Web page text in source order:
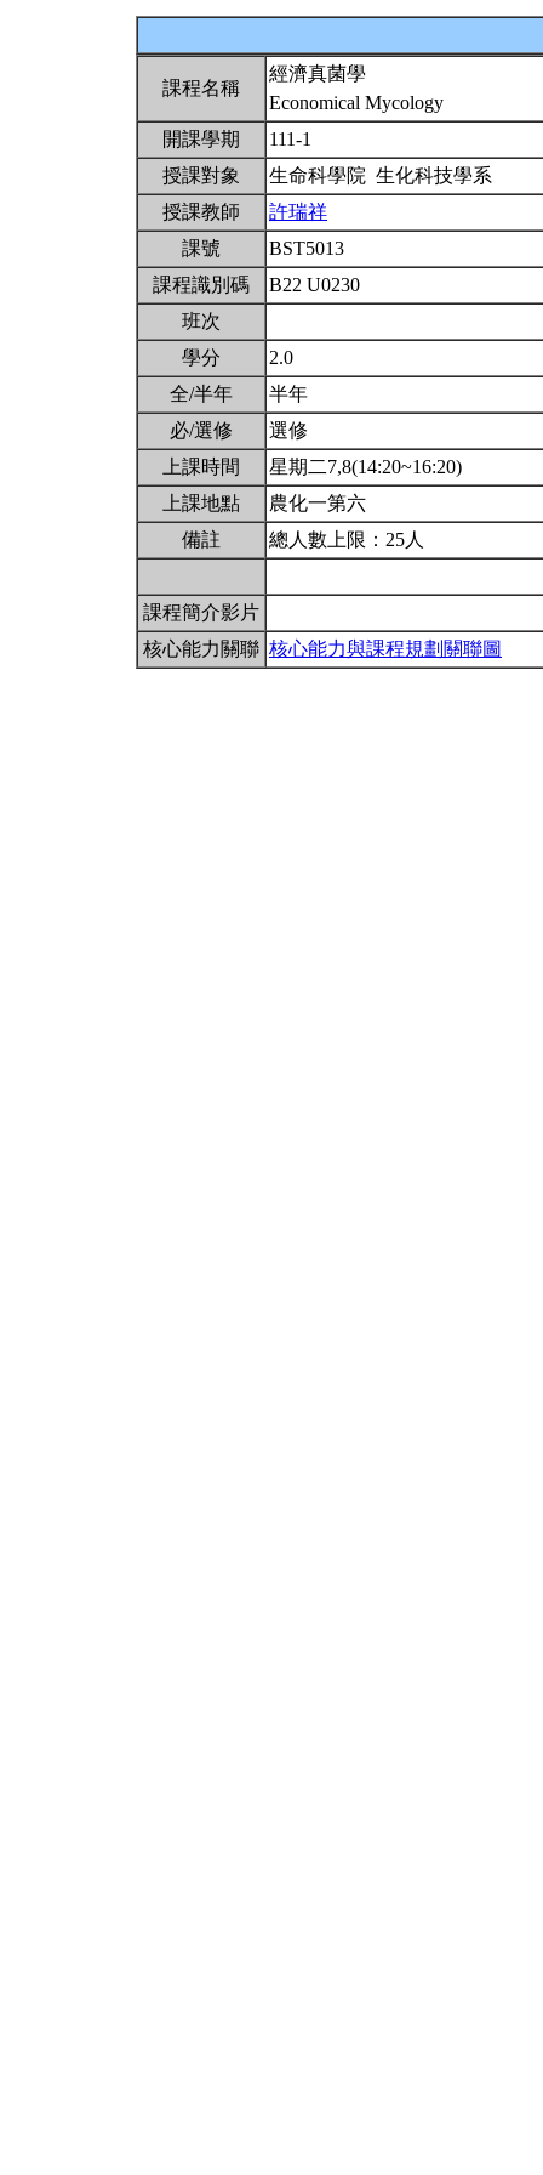
課程名稱
經濟真菌學
Economical Mycology
開課學期
111-1
授課對象
生命科學院 生化科技學系
授課教師
許瑞祥
課號
BST5013
課程識別碼
B22 U0230
班次
學分
2.0
全/半年
半年
必/選修
選修
上課時間
星期二7,8(14:20~16:20)
上課地點
農化一第六
備註
總人數上限：25人
課程簡介影片
核心能力關聯 核心能力與課程規劃關聯圖